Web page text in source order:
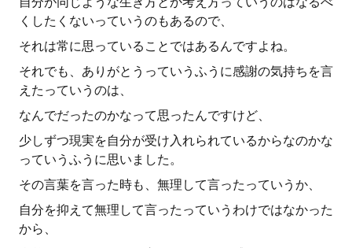
くしたくないっていうのもあるので、
それは常に思っていることではあるんですよね。
それでも、ありがとうっていうふうに感謝の気持ちを言
えたっていうのは、
なんでだったのかなって思ったんですけど、
少しずつ現実を自分が受け入れられているからなのかな
っていうふうに思いました。
その言葉を言った時も、無理して言ったっていうか、
自分を抑えて無理して言ったっていうわけではなかった
から、